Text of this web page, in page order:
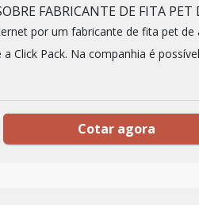
FABRICANTE DE FITA PET
por um fabricante de fita pet de
Click Pack. Na companhia é
Cotar agora